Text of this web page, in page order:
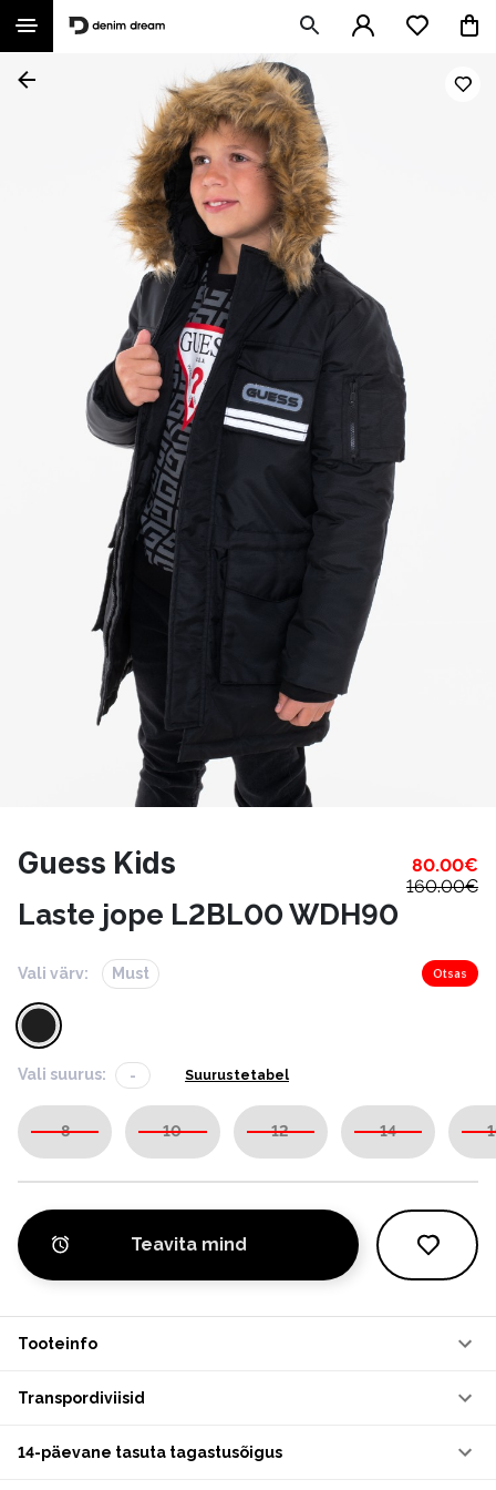
Guess Kids 80.00€
160.00€
Laste jope L2BL00 WDH90
Vali värv: Must Otsas
Vali suurus: - Suurustetabel
8 10 12 14
Teavita mind
Tooteinfo
Transpordiviisid
14-päevane tasuta tagastusõigus